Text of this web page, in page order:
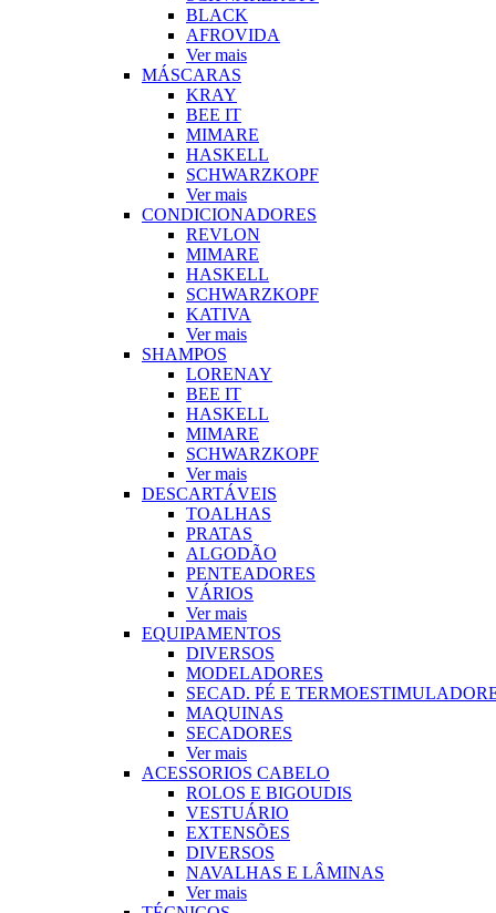
BLACK
AFROVIDA
Ver mais
MÁSCARAS
KRAY
BEE IT
MIMARE
HASKELL
SCHWARZKOPF
Ver mais
CONDICIONADORES
REVLON
MIMARE
HASKELL
SCHWARZKOPF
KATIVA
Ver mais
SHAMPOS
LORENAY
BEE IT
HASKELL
MIMARE
SCHWARZKOPF
Ver mais
DESCARTÁVEIS
TOALHAS
PRATAS
ALGODÃO
PENTEADORES
VÁRIOS
Ver mais
EQUIPAMENTOS
DIVERSOS
MODELADORES
SECAD. PÉ E
MAQUINAS
SECADORES
Ver mais
ACESSORIOS CABELO
ROLOS E BIGOUDIS
VESTUÁRIO
EXTENSÕES
DIVERSOS
NAVALHAS E LÂMINAS
Ver mais